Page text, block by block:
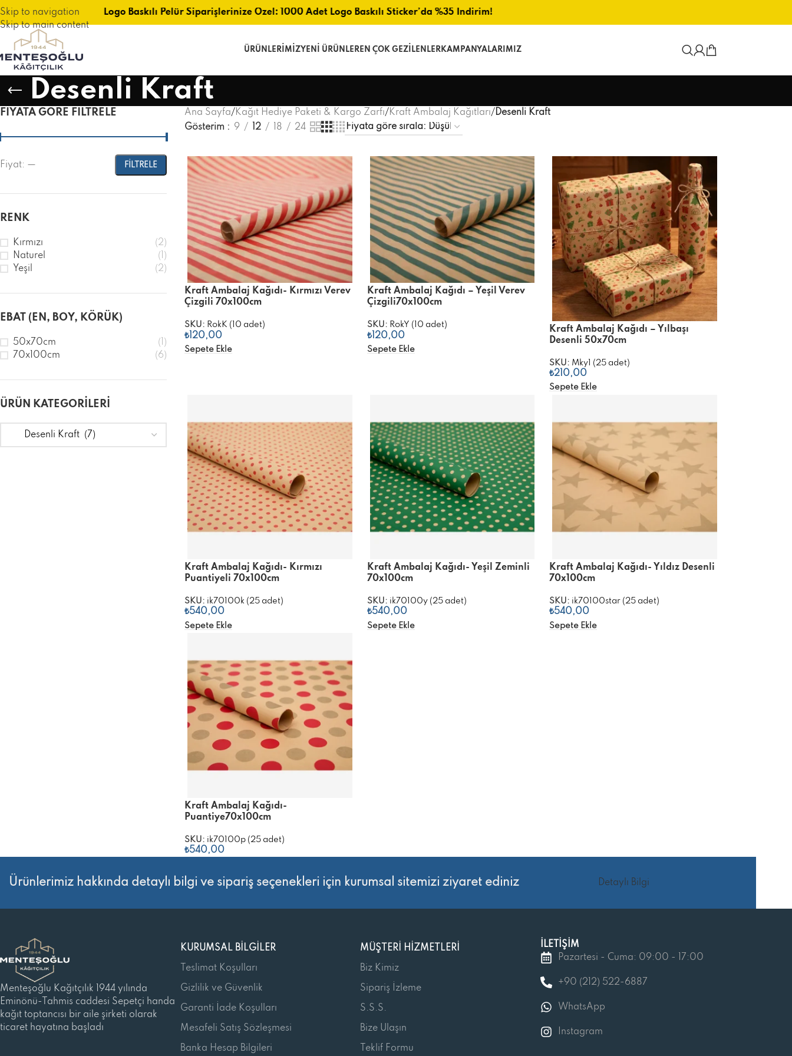
Skip to navigation
Skip to main content
Logo Baskılı Pelür Siparişlerinize Özel: 1000 Adet Logo Baskılı Sticker’da %35 İndirim!
ÜRÜNLERIMIZYENI ÜRÜNLER EN ÇOK GEZILENLER KAMPANYALARIMIZ
Desenli Kraft
FIYATA GÖRE FILTRELE
FILTRELE
Fiyat: —
RENK
Kırmızı
(2)
Naturel
(1)
Yeşil
(2)
EBAT (EN, BOY, KÖRÜK)
50x70cm
(1)
70x100cm
(6)
ÜRÜN KATEGORILERI
Ana Sayfa/ Kağıt Hediye Paketi & Kargo Zarfı/ Kraft Ambalaj Kağıtları/ Desenli Kraft
Gösterim
9 12 18 24
Kraft Ambalaj Kağıdı- Kırmızı Verev
Çizgili 70x100cm
SKU: RokK (10 adet)
₺120,00
Sepete Ekle
Kraft Ambalaj Kağıdı – Yeşil Verev
Çizgili70x100cm
SKU: RokY (10 adet)
₺120,00
Sepete Ekle
Kraft Ambalaj Kağıdı – Yılbaşı
Desenli 50x70cm
SKU: Mky1 (25 adet)
₺210,00
Sepete Ekle
Kraft Ambalaj Kağıdı- Kırmızı
Puantiyeli 70x100cm
SKU: ik70100k (25 adet)
₺540,00
Sepete Ekle
Kraft Ambalaj Kağıdı- Yeşil Zeminli
70x100cm
SKU: ik70100y (25 adet)
₺540,00
Sepete Ekle
Kraft Ambalaj Kağıdı- Yıldız Desenli
70x100cm
SKU: ik70100star (25 adet)
₺540,00
Sepete Ekle
Kraft Ambalaj Kağıdı-
Puantiye70x100cm
SKU: ik70100p (25 adet)
₺540,00
Detaylı Bilgi
Ürünlerimiz hakkında detaylı bilgi ve sipariş seçenekleri için kurumsal sitemizi ziyaret ediniz
Menteşoğlu Kağıtçılık 1944 yılında
Eminönü-Tahmis caddesi Sepetçi handa
kağıt toptancısı bir aile şirketi olarak
ticaret hayatına başladı
KURUMSAL BILGILER
Teslimat Koşulları
Gizlilik ve Güvenlik
Garanti İade Koşulları
Mesafeli Satış Sözleşmesi
Banka Hesap Bilgileri
MÜŞTERI HIZMETLERI
Biz Kimiz
Sipariş İzleme
S.S.S.
Bize Ulaşın
Teklif Formu
İLETİŞİM
Pazartesi - Cuma: 09:00 - 17:00
+90 (212) 522-6887
WhatsApp
Instagram